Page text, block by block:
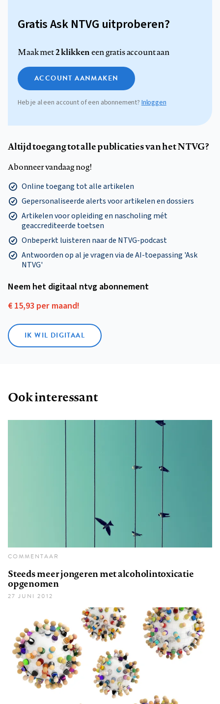
Gratis Ask NTVG uitproberen?
Maak met2 klikkeneen gratis account aan
ACCOUNT AANMAKEN
Heb je al een account of een abonnement? Inloggen
Altijd toegang tot alle publicaties van het NTVG?
Abonneer vandaag nog!
Online toegang tot alle artikelen
Gepersonaliseerde alerts voor artikelen en dossiers
Artikelen voor opleiding en nascholing mét
geaccrediteerde toetsen
Onbeperkt luisteren naar de NTVG-podcast
Antwoorden op al je vragen via de AI-toepassing 'Ask
NTVG'
Neem het digitaal ntvg abonnement
€ 15,93 per maand!
IK WIL DIGITAAL
Ook interessant
COMMENTAAR
Steeds meer jongeren met alcoholintoxicatie
opgenomen
27 JUNI 2012